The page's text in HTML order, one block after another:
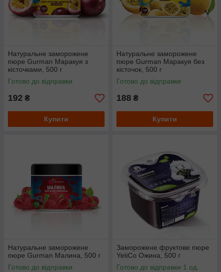
Натуральне заморожене
пюре Gurman Маракуя з
кісточками, 500 г
Готово до відправки
192 ₴
Купити
Натуральне заморожене
пюре Gurman Маракуя без
кісточок, 500 г
Готово до відправки
188 ₴
Купити
Натуральне заморожене
пюре Gurman Малина, 500 г
Готово до відправки
Заморожене фруктове пюре
YetiCo Ожина, 500 г
Готово до відправки 1 од.